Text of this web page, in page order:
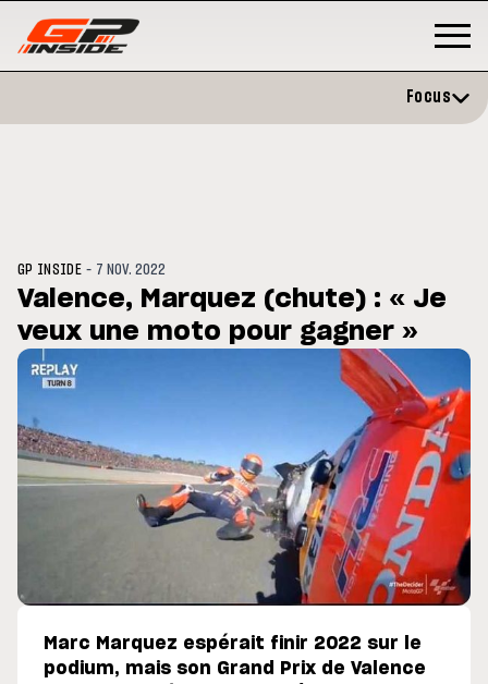
: Horaires et
du GP de Grande-
MOTO GP
Zarco évite l'opération et vise
retour en septembre
Focus
GP INSIDE - 7 NOV. 2022
Valence, Marquez (chute) : « Je
veux une moto pour gagner »
Marc Marquez espérait finir 2022 sur le
podium, mais son Grand Prix de Valence